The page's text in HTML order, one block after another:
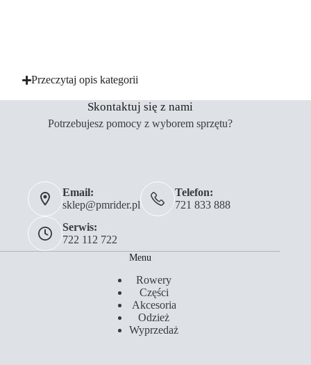
Przeczytaj opis kategorii
Skontaktuj się z nami
Potrzebujesz pomocy z wyborem sprzętu?
Email:
sklep@pmrider.pl
Telefon:
721 833 888
Serwis:
722 112 722
Menu
Rowery
Części
Akcesoria
Odzież
Wyprzedaż